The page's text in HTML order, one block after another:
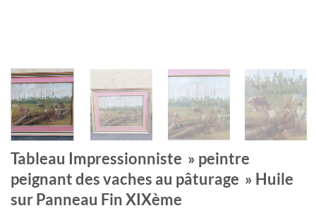
Tableau Impressionniste » peintre
peignant des vaches au pâturage » Huile
sur Panneau Fin XIXème